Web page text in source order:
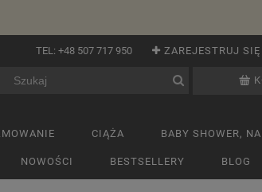
ZAREJESTRUJ SIĘ
TEL: +48 507 717 950
CIĄŻA BABY SHOWER,
NOWOŚCI BESTSELLERY BLOG